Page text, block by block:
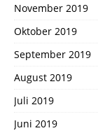
November 2019
Oktober 2019
September 2019
August 2019
Juli 2019
Juni 2019